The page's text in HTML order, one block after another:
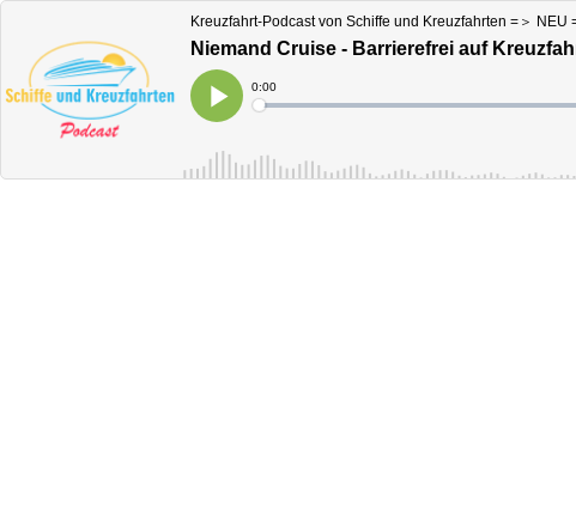
Kreuzfahrt-Podcast von Schiffe und Kreuzfahrten =＞
Niemand Cruise - Barrierefrei auf
Play
Current
Time
0:00
Loaded: